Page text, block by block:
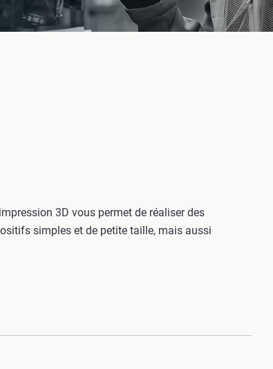
3D vous permet de réaliser des
simples et de petite taille, mais aussi